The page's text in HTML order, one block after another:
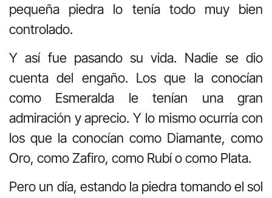
pequeña piedra lo tenía todo muy bien
controlado.
Y así fue pasando su vida. Nadie se dio
cuenta del engaño. Los que la conocían
como Esmeralda le tenían una gran
admiración y aprecio. Y lo mismo ocurría con
los que la conocían como Diamante, como
Oro, co­mo Zafiro, como Rubí o como Plata.
Pero un día, estando la piedra tomando el sol